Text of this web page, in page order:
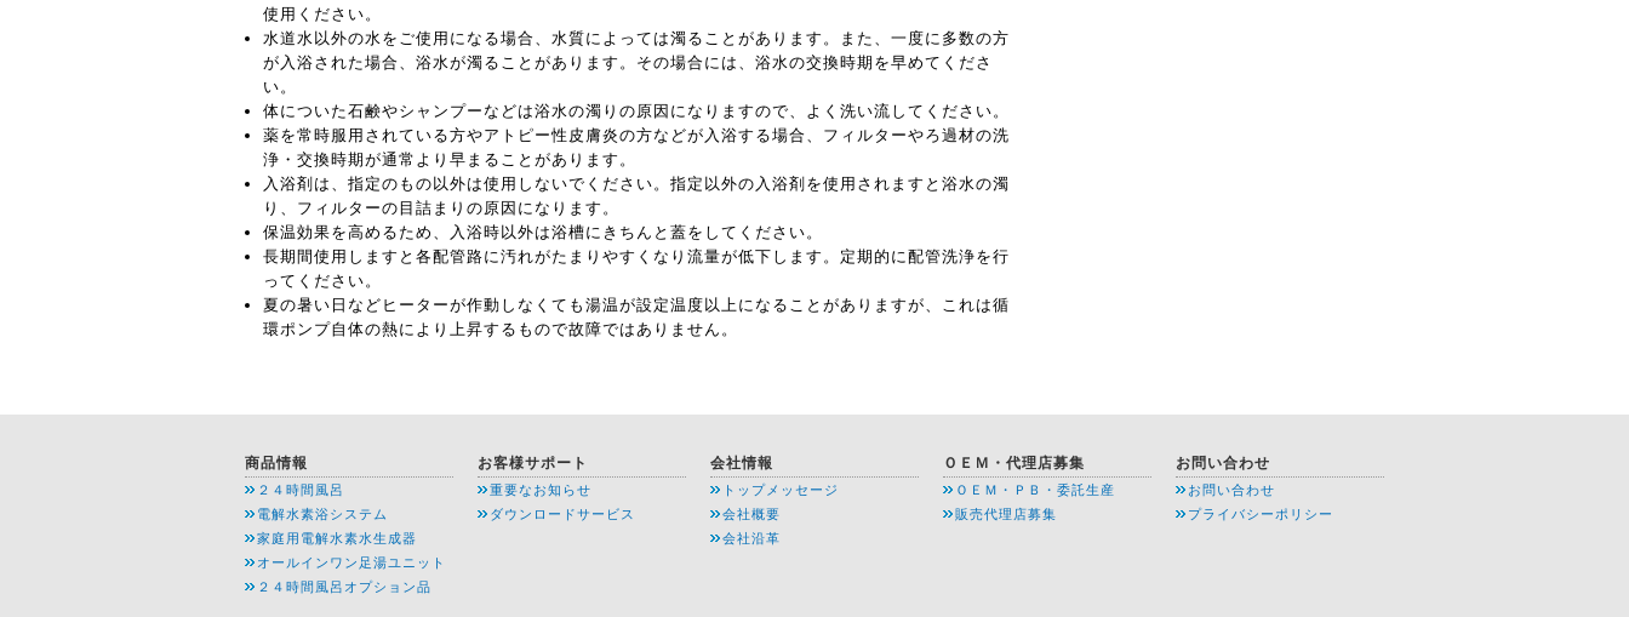
使用ください。
水道水以外の水をご使用になる場合、水質によっては濁ることがあります。また、一度に多数の方
が入浴された場合、浴水が濁ることがあります。その場合には、浴水の交換時期を早めてくださ
い。
体についた石鹸やシャンプーなどは浴水の濁りの原因になりますので、よく洗い流してください。
薬を常時服用されている方やアトピー性皮膚炎の方などが入浴する場合、フィルターやろ過材の洗
浄・交換時期が通常より早まることがあります。
入浴剤は、指定のもの以外は使用しないでください。指定以外の入浴剤を使用されますと浴水の濁
り、フィルターの目詰まりの原因になります。
保温効果を高めるため、入浴時以外は浴槽にきちんと蓋をしてください。
長期間使用しますと各配管路に汚れがたまりやすくなり流量が低下します。定期的に配管洗浄を行
ってください。
夏の暑い日などヒーターが作動しなくても湯温が設定温度以上になることがありますが、これは循
環ポンプ自体の熱により上昇するもので故障ではありません。
商品情報
２４時間風呂
電解水素浴システム
家庭用電解水素水生成器
オールインワン足湯ユニット
２４時間風呂オプション品
お客様サポート
重要なお知らせ
ダウンロードサービス
会社情報
トップメッセージ
会社概要
会社沿革
ＯＥＭ・代理店募集
ＯＥＭ・ＰＢ・委託生産
販売代理店募集
お問い合わせ
お問い合わせ
プライバシーポリシー